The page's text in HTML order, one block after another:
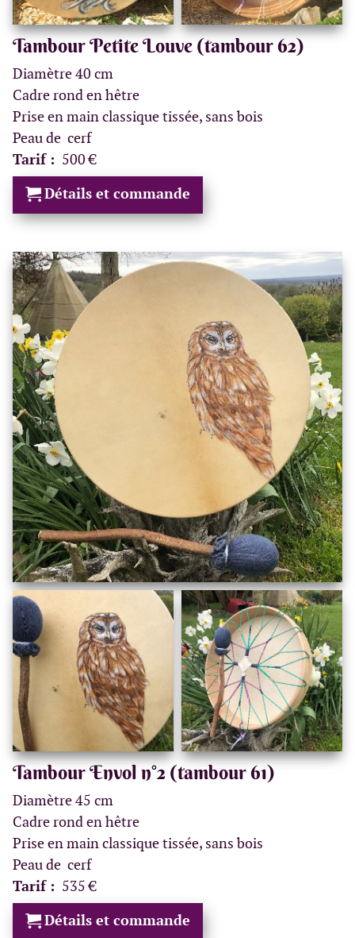
Tambour Petite Louve (tambour 62)
Diamètre 40 cm
Cadre rond en hêtre
Prise en main classique tissée, sans bois
Peau de cerf
Tarif : 500 €
Détails et commande
Tambour Envol n°2 (tambour 61)
Diamètre 45 cm
Cadre rond en hêtre
Prise en main classique tissée, sans bois
Peau de cerf
Tarif : 535 €
Détails et commande